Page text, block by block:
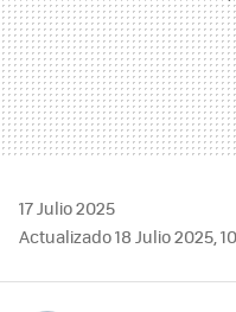
17 Julio 2025
Actualizado 18 Julio 2025,